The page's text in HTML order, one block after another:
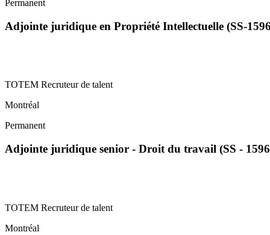
Permanent
Adjointe juridique en Propriété Intellectuelle (SS-
TOTEM Recruteur de talent
Montréal
Permanent
Adjointe juridique senior - Droit du travail (SS -
TOTEM Recruteur de talent
Montréal